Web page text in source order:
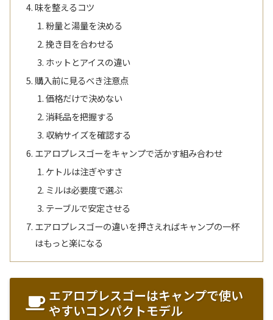
味を整えるコツ
粉量と湯量を決める
挽き目を合わせる
ホットとアイスの違い
購入前に見るべき注意点
価格だけで決めない
消耗品を把握する
収納サイズを確認する
エアロプレスゴーをキャンプで活かす組み合わせ
ケトルは注ぎやすさ
ミルは必要度で選ぶ
テーブルで安定させる
エアロプレスゴーの違いを押さえればキャンプの一杯
はもっと楽になる
エアロプレスゴーはキャンプで使い
やすいコンパクトモデル